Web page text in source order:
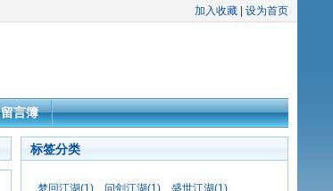
加入收藏 设为首页
留言簿
标签分类
梦回江湖(1) 问剑江湖(1)
盛世江湖(1)